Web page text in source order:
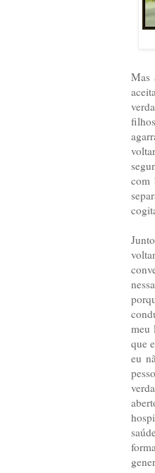
Mas
com
meu
que
eu